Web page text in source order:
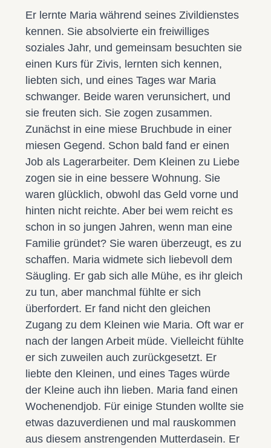
Er lernte Maria während seines Zivildienstes
kennen. Sie absolvierte ein freiwilliges
soziales Jahr, und gemeinsam besuchten sie
einen Kurs für Zivis, lernten sich kennen,
liebten sich, und eines Tages war Maria
schwanger. Beide waren verunsichert, und
sie freuten sich. Sie zogen zusammen.
Zunächst in eine miese Bruchbude in einer
miesen Gegend. Schon bald fand er einen
Job als Lagerarbeiter. Dem Kleinen zu Liebe
zogen sie in eine bessere Wohnung. Sie
waren glücklich, obwohl das Geld vorne und
hinten nicht reichte. Aber bei wem reicht es
schon in so jungen Jahren, wenn man eine
Familie gründet? Sie waren überzeugt, es zu
schaffen. Maria widmete sich liebevoll dem
Säugling. Er gab sich alle Mühe, es ihr gleich
zu tun, aber manchmal fühlte er sich
überfordert. Er fand nicht den gleichen
Zugang zu dem Kleinen wie Maria. Oft war er
nach der langen Arbeit müde. Vielleicht fühlte
er sich zuweilen auch zurückgesetzt. Er
liebte den Kleinen, und eines Tages würde
der Kleine auch ihn lieben. Maria fand einen
Wochenendjob. Für einige Stunden wollte sie
etwas dazuverdienen und mal rauskommen
aus diesem anstrengenden Mutterdasein. Er